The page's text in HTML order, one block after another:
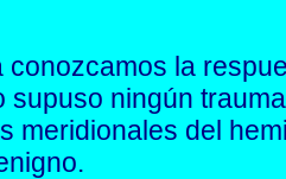
conozcamos la
supuso ningún
meridionales del